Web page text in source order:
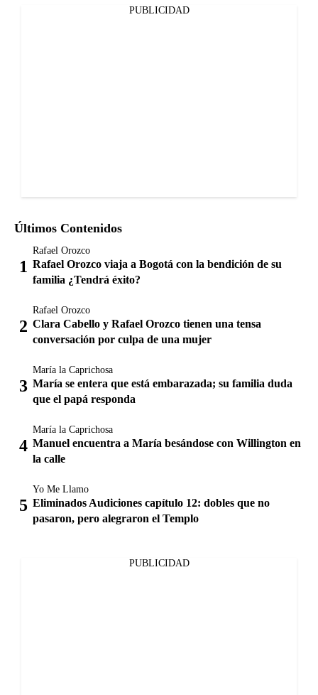
PUBLICIDAD
Últimos Contenidos
Rafael Orozco
Rafael Orozco viaja a Bogotá con la bendición de su
familia ¿Tendrá éxito?
Rafael Orozco
Clara Cabello y Rafael Orozco tienen una tensa
conversación por culpa de una mujer
María la Caprichosa
María se entera que está embarazada; su familia duda
que el papá responda
María la Caprichosa
Manuel encuentra a María besándose con Willington en
la calle
Yo Me Llamo
Eliminados Audiciones capítulo 12: dobles que no
pasaron, pero alegraron el Templo
PUBLICIDAD